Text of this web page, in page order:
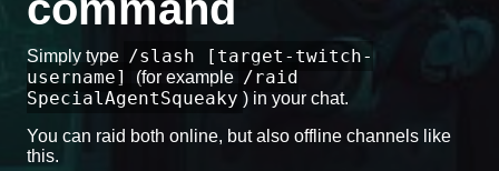
Simply type /slash [target-twitch-
username]
(for example /raid
SpecialAgentSqueaky ) in your chat.
You can raid both online, but also offline channels like
this.